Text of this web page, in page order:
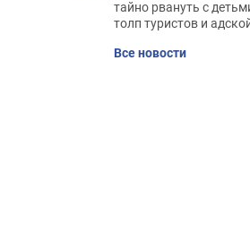
тайно рвануть с
толп туристов и
Все новости